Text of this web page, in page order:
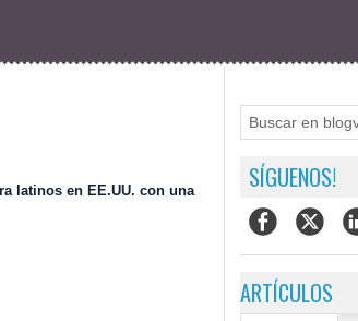
latinos en EE.UU. con una
SÍGUENOS!
ARTÍCULOS